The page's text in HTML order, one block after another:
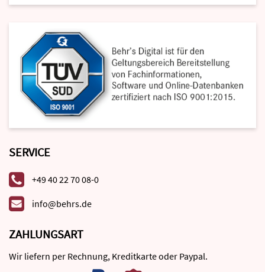
SERVICE
+49 40 22 70 08-0
info@behrs.de
ZAHLUNGSART
Wir liefern per Rechnung, Kreditkarte oder Paypal.